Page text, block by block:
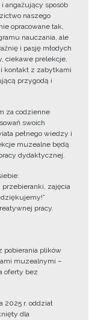
angażujący sposób
naszego
opracowane tak,
nauczania, ale
i pasję młodych
ciekawe prelekcje,
kontakt z zabytkami
przygodą i
za codzienne
swoich
pełnego wiedzy i
muzealne będą
dydaktycznej.
przebieranki, zajęcia
pracy.
pobierania plików
muzealnymi –
oferty bez
2025 r. oddział
dla